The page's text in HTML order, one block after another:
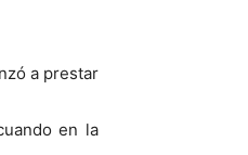
a prestar
en la